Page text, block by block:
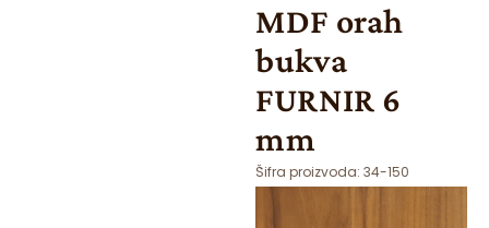
MDF orah
bukva
FURNIR 6
mm
Šifra proizvoda: 34-150